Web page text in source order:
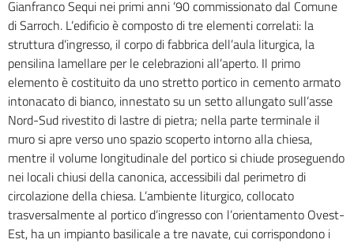
Gianfranco Sequi nei primi anni ’90 commissionato dal Comune
di Sarroch. L’edificio è composto di tre elementi correlati: la
struttura d’ingresso, il corpo di fabbrica dell’aula liturgica, la
pensilina lamellare per le celebrazioni all’aperto. Il primo
elemento è costituito da uno stretto portico in cemento armato
intonacato di bianco, innestato su un setto allungato sull’asse
Nord-Sud rivestito di lastre di pietra; nella parte terminale il
muro si apre verso uno spazio scoperto intorno alla chiesa,
mentre il volume longitudinale del portico si chiude proseguendo
nei locali chiusi della canonica, accessibili dal perimetro di
circolazione della chiesa. L’ambiente liturgico, collocato
trasversalmente al portico d’ingresso con l’orientamento Ovest-
Est, ha un impianto basilicale a tre navate, cui corrispondono i